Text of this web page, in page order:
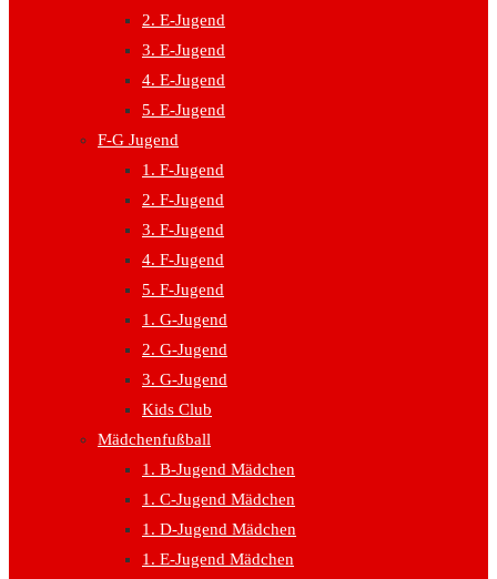
2. E-Jugend
3. E-Jugend
4. E-Jugend
5. E-Jugend
F-G Jugend
1. F-Jugend
2. F-Jugend
3. F-Jugend
4. F-Jugend
5. F-Jugend
1. G-Jugend
2. G-Jugend
3. G-Jugend
Kids Club
Mädchenfußball
1. B-Jugend Mädchen
1. C-Jugend Mädchen
1. D-Jugend Mädchen
1. E-Jugend Mädchen